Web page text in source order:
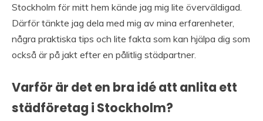
Stockholm för mitt hem kände jag mig lite överväldigad.
Därför tänkte jag dela med mig av mina erfarenheter,
några praktiska tips och lite fakta som kan hjälpa dig som
också är på jakt efter en pålitlig städpartner.
Varför är det en bra idé att anlita ett
städföretag i Stockholm?